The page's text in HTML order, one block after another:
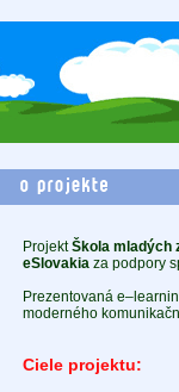
ProjektŠkola mladých
eSlovakiaza podpory
Prezentovaná
moderného
Ciele projektu: